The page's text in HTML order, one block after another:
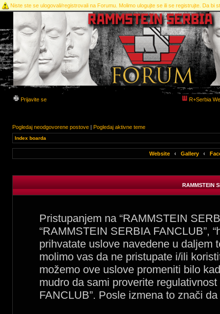
Niste ste se ulogovali/registrovali na Forumu. Molimo ulogujte se ili se registrujte. Da bi
Prijavite se R+Serbia
Pogledaj neodgovorene postove | Pogledaj aktivne teme
Index boarda
Website ‹ Gallery ‹
RAMMSTEIN
Pristupanjem na “RAMMSTEIN
“RAMMSTEIN SERBIA FANCLUB”,
prihvatate uslove navedene u daljem
molimo vas da ne pristupate i/ili
možemo ove uslove promeniti bilo
mudro da sami proverite
FANCLUB”. Posle izmena to znači